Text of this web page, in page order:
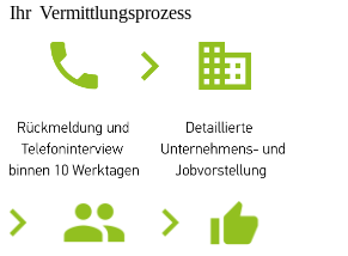
Ihr Vermittlungsprozess